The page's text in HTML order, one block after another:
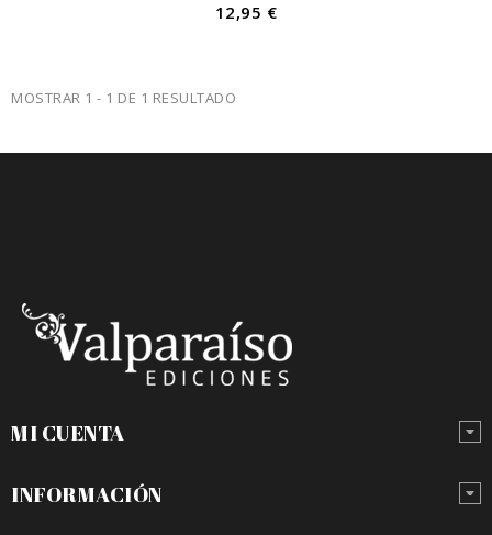
12,95 €
MOSTRAR 1 - 1 DE 1 RESULTADO
MI CUENTA
INFORMACIÓN